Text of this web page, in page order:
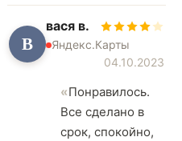
В
вася в.
Яндекс.Карты
04.10.2023
Понравилось.
Все сделано в
срок, спокойно,